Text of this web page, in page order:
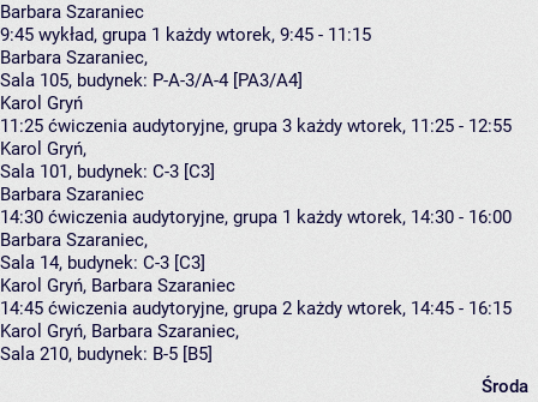
Barbara Szaraniec
9:45 wykład, grupa 1 każdy wtorek, 9:45 - 11:15
Barbara Szaraniec,
Sala 105, budynek: P-A-3/A-4 [PA3/A4]
Karol Gryń
11:25 ćwiczenia audytoryjne, grupa 3 każdy wtorek, 11:25 - 12:55
Karol Gryń,
Sala 101, budynek: C-3 [C3]
Barbara Szaraniec
14:30 ćwiczenia audytoryjne, grupa 1 każdy wtorek, 14:30 - 16:00
Barbara Szaraniec,
Sala 14, budynek: C-3 [C3]
Karol Gryń, Barbara Szaraniec
14:45 ćwiczenia audytoryjne, grupa 2 każdy wtorek, 14:45 - 16:15
Karol Gryń, Barbara Szaraniec,
Sala 210, budynek: B-5 [B5]
Środa